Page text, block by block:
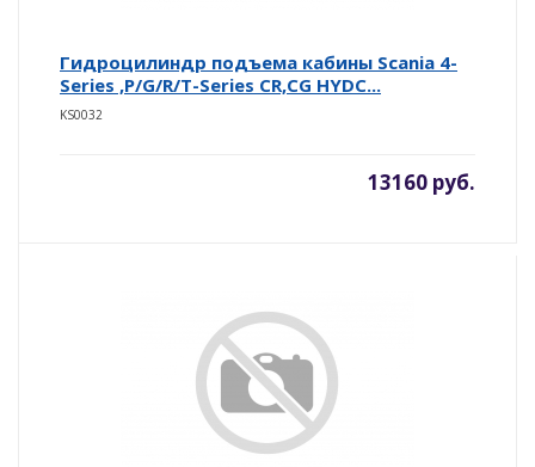
Гидроцилиндр подъема кабины Scania 4-
Series ,P/G/R/T-Series CR,CG HYDC...
KS0032
13160 руб.